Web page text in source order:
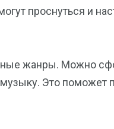
проснуться и
жанры. Можно
Это поможет